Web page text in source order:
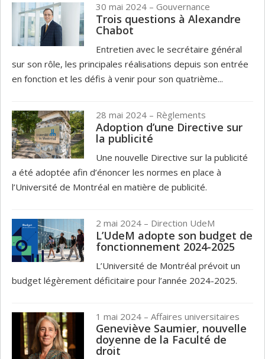
30 mai 2024 – Gouvernance
Trois questions à Alexandre
Chabot
Entretien avec le secrétaire général
sur son rôle, les principales réalisations depuis son entrée
en fonction et les défis à venir pour son quatrième...
28 mai 2024 – Règlements
Adoption d’une Directive sur
la publicité
Une nouvelle Directive sur la publicité
a été adoptée afin d’énoncer les normes en place à
l’Université de Montréal en matière de publicité.
2 mai 2024 – Direction UdeM
L’UdeM adopte son budget de
fonctionnement 2024-2025
L’Université de Montréal prévoit un
budget légèrement déficitaire pour l’année 2024-2025.
1 mai 2024 – Affaires universitaires
Geneviève Saumier, nouvelle
doyenne de la Faculté de
droit